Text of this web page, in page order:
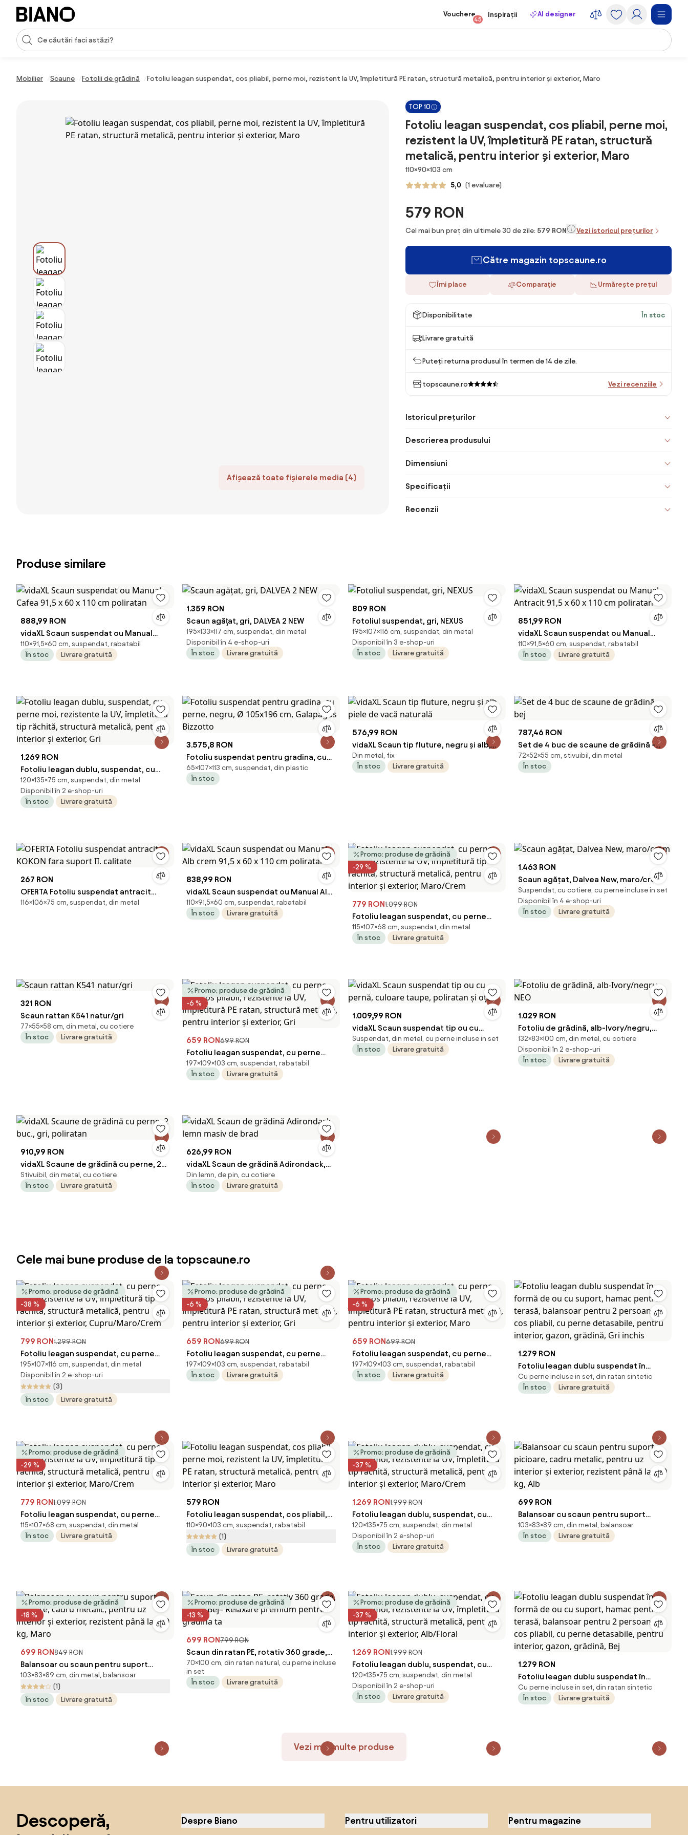
Sari peste navigare, accesează conținutul
Introducerea căutării
Vouchere
45
Inspirații AI designer
Mobilier Scaune Fotolii de grădină Fotoliu leagan suspendat, cos pliabil, perne moi, rezistent la UV, împletitură PE ratan, structură metalică, pentru interior și exterior, Maro
Afișează toate fișierele media (4)
TOP 10
Fotoliu leagan suspendat, cos pliabil, perne moi,
rezistent la UV, împletitură PE ratan, structură
metalică, pentru interior și exterior, Maro
Dimensiuni
110×90×103 cm
5,0 (1 evaluare)
579 RON
Cel mai bun preț din ultimele 30 de zile: 579 RON Vezi istoricul prețurilor
Către magazin topscaune.ro
Îmi place Comparaţie Urmărește prețul
Disponibilitate În stoc
Livrare gratuită
Puteți returna produsul în termen de 14 de zile.
topscaune.ro Vezi recenziile
Istoricul prețurilor
Descrierea produsului
Dimensiuni
Specificații
Recenzii
Produse similare
888,99 RON
vidaXL Scaun suspendat ou Manual
Cafea 91,5 x 60 x 110 cm poliratan
110×91,5×60 cm, suspendat, rabatabil
În stoc
Livrare gratuită
1.359 RON
Scaun agăţat, gri, DALVEA 2 NEW
195×133×117 cm, suspendat, din metal
Disponibil în 4 e-shop-uri
În stoc
Livrare gratuită
809 RON
Fotoliul suspendat, gri, NEXUS
195×107×116 cm, suspendat, din metal
Disponibil în 3 e-shop-uri
În stoc
Livrare gratuită
851,99 RON
vidaXL Scaun suspendat ou Manual
Antracit 91,5 x 60 x 110 cm poliratan
110×91,5×60 cm, suspendat, rabatabil
În stoc
Livrare gratuită
1.269 RON
Fotoliu leagan dublu, suspendat, cu
perne moi, rezistente la UV, împletitură
tip răchită, structură metalică, pentru
interior și exterior, Gri
120×135×75 cm, suspendat, din metal
Disponibil în 2 e-shop-uri
În stoc
Livrare gratuită
3.575,8 RON
Fotoliu suspendat pentru gradina, cu
perne, negru, Ø 105x196 cm,
Galapagos Bizzotto
65×107×113 cm, suspendat, din plastic
În stoc
576,99 RON
vidaXL Scaun tip fluture, negru și alb,
piele de vacă naturală
Din metal, fix
În stoc
Livrare gratuită
787,46 RON
Set de 4 buc de scaune de grădină -
bej
72×52×55 cm, stivuibil, din metal
În stoc
267 RON
OFERTA Fotoliu suspendat antracit
KOKON fara suport II. calitate
116×106×75 cm, suspendat, din metal
838,99 RON
vidaXL Scaun suspendat ou Manual Alb
crem 91,5 x 60 x 110 cm poliratan
110×91,5×60 cm, suspendat, rabatabil
În stoc
Livrare gratuită
Promo: produse de grădină
-29 %
779 RON1.099 RON
Fotoliu leagan suspendat, cu perne
moi, rezistente la UV, împletitură tip
răchită, structură metalică, pentru
115×107×68 cm, suspendat, din metal
În stoc
Livrare gratuită
1.463 RON
Scaun agățat, Dalvea New, maro/crem
Suspendat, cu cotiere, cu perne incluse in set
Disponibil în 4 e-shop-uri
În stoc
Livrare gratuită
321 RON
Scaun rattan K541 natur/gri
77×55×58 cm, din metal, cu cotiere
În stoc
Livrare gratuită
Promo: produse de grădină
-6 %
659 RON699 RON
Fotoliu leagan suspendat, cu perne
moi, cos pliabil, rezistente la UV,
împletitură PE ratan, structură
197×109×103 cm, suspendat, rabatabil
În stoc
Livrare gratuită
1.009,99 RON
vidaXL Scaun suspendat tip ou cu
pernă, culoare taupe, poliratan și oțel
Suspendat, din metal, cu perne incluse in set
În stoc
Livrare gratuită
1.029 RON
Fotoliu de grădină, alb-Ivory/negru,
NEO
132×83×100 cm, din metal, cu cotiere
Disponibil în 2 e-shop-uri
În stoc
Livrare gratuită
910,99 RON
vidaXL Scaune de grădină cu perne, 2
buc., gri, poliratan
Stivuibil, din metal, cu cotiere
În stoc
Livrare gratuită
626,99 RON
vidaXL Scaun de grădină Adirondack,
lemn masiv de brad
Din lemn, de pin, cu cotiere
În stoc
Livrare gratuită
Cele mai bune produse de la topscaune.ro
Promo: produse de grădină
-38 %
799 RON1.299 RON
Fotoliu leagan suspendat, cu perne
moi, rezistente la UV, împletitură tip
răchită, structură metalică, pentru
interior și exterior, Cupru/Maro/Crem
195×107×116 cm, suspendat, din metal
Disponibil în 2 e-shop-uri
(3)
În stoc
Livrare gratuită
Promo: produse de grădină
-6 %
659 RON699 RON
Fotoliu leagan suspendat, cu perne
moi, cos pliabil, rezistente la UV,
împletitură PE ratan, structură
197×109×103 cm, suspendat, rabatabil
În stoc
Livrare gratuită
Promo: produse de grădină
-6 %
659 RON699 RON
Fotoliu leagan suspendat, cu perne
moi, cos pliabil, rezistente la UV,
împletitură PE ratan, structură
197×109×103 cm, suspendat, rabatabil
În stoc
Livrare gratuită
1.279 RON
Fotoliu leagan dublu suspendat în
formă de ou cu suport, hamac pentru
terasă, balansoar pentru 2 persoane,
Cu perne incluse in set, din ratan sintetic
În stoc
Livrare gratuită
Promo: produse de grădină
-29 %
779 RON1.099 RON
Fotoliu leagan suspendat, cu perne
moi, rezistente la UV, împletitură tip
răchită, structură metalică, pentru
115×107×68 cm, suspendat, din metal
În stoc
Livrare gratuită
579 RON
Fotoliu leagan suspendat, cos pliabil,
perne moi, rezistent la UV, împletitură
PE ratan, structură metalică, pentru
interior și exterior, Maro
110×90×103 cm, suspendat, rabatabil
(1)
În stoc
Livrare gratuită
Promo: produse de grădină
-37 %
1.269 RON1.999 RON
Fotoliu leagan dublu, suspendat, cu
perne moi, rezistente la UV, împletitură
tip răchită, structură metalică, pentru
interior și exterior, Maro/Crem
120×135×75 cm, suspendat, din metal
Disponibil în 2 e-shop-uri
În stoc
Livrare gratuită
699 RON
Balansoar cu scaun pentru suport
picioare, cadru metalic, pentru uz
interior și exterior, rezistent până la
103×83×89 cm, din metal, balansoar
În stoc
Livrare gratuită
Promo: produse de grădină
-18 %
699 RON849 RON
Balansoar cu scaun pentru suport
picioare, cadru metalic, pentru uz
interior și exterior, rezistent până la
150 kg, Maro
103×83×89 cm, din metal, balansoar
(1)
În stoc
Livrare gratuită
Promo: produse de grădină
-13 %
699 RON799 RON
Scaun din ratan PE, rotativ 360 grade,
perna Bej– Relaxare premium pentru
grădina ta
70×100 cm, din ratan natural, cu perne incluse
in set
În stoc
Livrare gratuită
Promo: produse de grădină
-37 %
1.269 RON1.999 RON
Fotoliu leagan dublu, suspendat, cu
perne moi, rezistente la UV, împletitură
tip răchită, structură metalică, pentru
interior și exterior, Alb/Floral
120×135×75 cm, suspendat, din metal
Disponibil în 2 e-shop-uri
În stoc
Livrare gratuită
1.279 RON
Fotoliu leagan dublu suspendat în
formă de ou cu suport, hamac pentru
terasă, balansoar pentru 2 persoane,
Cu perne incluse in set, din ratan sintetic
În stoc
Livrare gratuită
Vezi mai multe produse
Descoperă,
Despre Biano Pentru utilizatori Pentru magazine